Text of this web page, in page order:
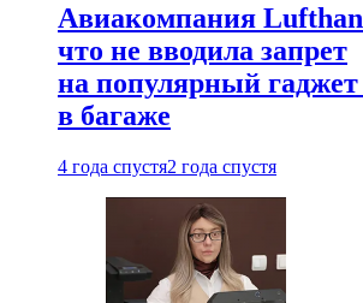
Авиакомпания
что не вводила запрет
на популярный
в багаже
4 года спустя2 года спустя